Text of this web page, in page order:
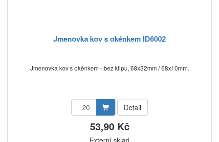
Jmenovka kov s okénkem ID6002
Jmenovka kov s okénkem - bez klipu, 68x32mm / 68x10mm.
Detail
53,90 Kč
Externí sklad